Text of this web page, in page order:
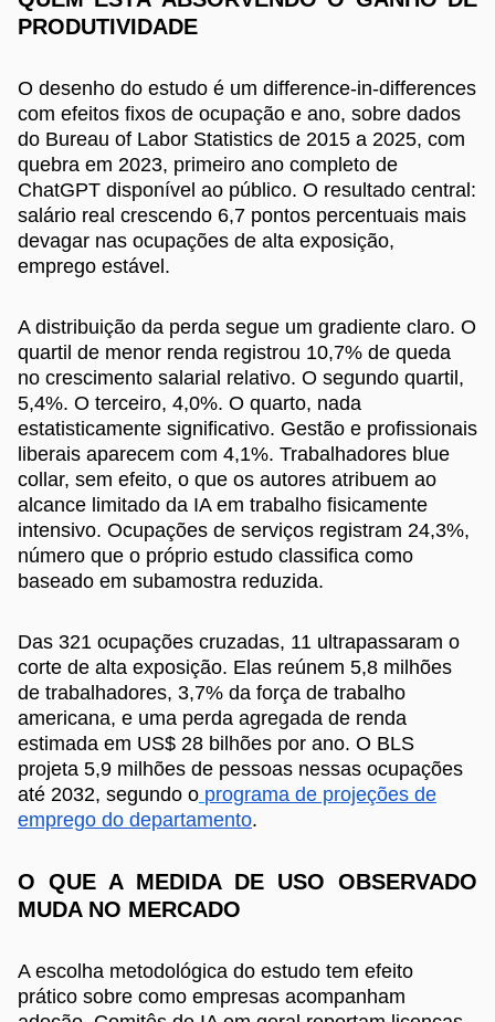
PRODUTIVIDADE
O desenho do estudo é um difference-in-differences
com efeitos fixos de ocupação e ano, sobre dados
do Bureau of Labor Statistics de 2015 a 2025, com
quebra em 2023, primeiro ano completo de
ChatGPT disponível ao público. O resultado central:
salário real crescendo 6,7 pontos percentuais mais
devagar nas ocupações de alta exposição,
emprego estável.
A distribuição da perda segue um gradiente claro. O
quartil de menor renda registrou 10,7% de queda
no crescimento salarial relativo. O segundo quartil,
5,4%. O terceiro, 4,0%. O quarto, nada
estatisticamente significativo. Gestão e profissionais
liberais aparecem com 4,1%. Trabalhadores blue
collar, sem efeito, o que os autores atribuem ao
alcance limitado da IA em trabalho fisicamente
intensivo. Ocupações de serviços registram 24,3%,
número que o próprio estudo classifica como
baseado em subamostra reduzida.
Das 321 ocupações cruzadas, 11 ultrapassaram o
corte de alta exposição. Elas reúnem 5,8 milhões
de trabalhadores, 3,7% da força de trabalho
americana, e uma perda agregada de renda
estimada em US$ 28 bilhões por ano. O BLS
projeta 5,9 milhões de pessoas nessas ocupações
até 2032, segundo o programa de projeções de
emprego do departamento.
O QUE A MEDIDA DE USO OBSERVADO
MUDA NO MERCADO
A escolha metodológica do estudo tem efeito
prático sobre como empresas acompanham